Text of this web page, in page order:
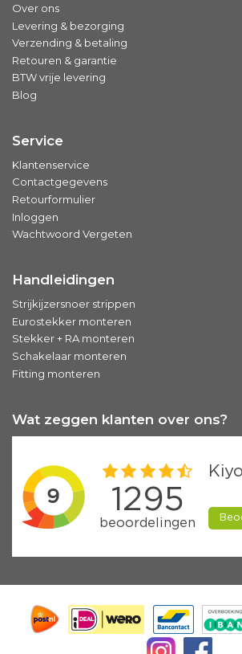
Over ons
Levering & bezorging
Verzending & betaling
Retouren & garantie
BTW vrije levering
Blog
Service
Klantenservice
Contactgegevens
Retourformulier
Inloggen
Wachtwoord Vergeten
Handleidingen
Strijkijzersnoer strippen
Eurostekker monteren
Stekker + RA monteren
Schakelaar monteren
Fitting monteren
Wat zeggen klanten over ons?